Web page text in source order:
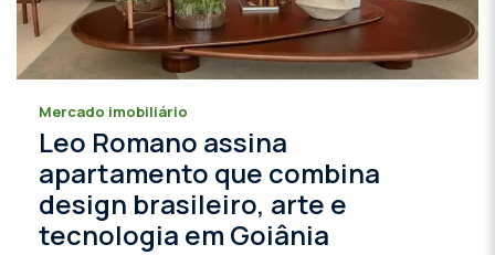
Mercado imobiliário
Leo Romano assina
apartamento que combina
design brasileiro, arte e
tecnologia em Goiânia